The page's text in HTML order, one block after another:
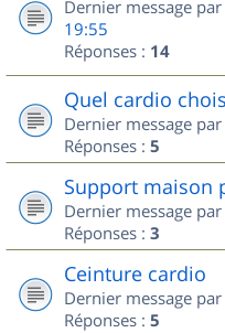
Dernier message par
19:55
Réponses : 14
Quel cardio
Dernier message par
Réponses : 5
Support maison
Dernier message par
Réponses : 3
Ceinture cardio
Dernier message par
Réponses : 5